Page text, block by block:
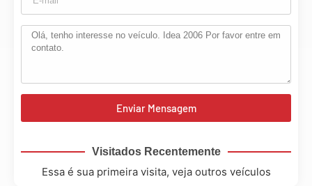
Enviar Mensagem
Visitados Recentemente
Essa é sua primeira visita, veja outros veículos